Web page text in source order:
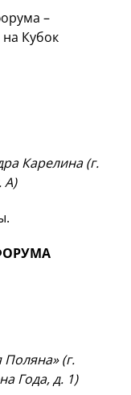
–
на Кубок
Карелина (г.
А)
(г.
Года, д. 1)